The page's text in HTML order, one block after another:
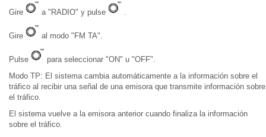
Gire a "RADIO" y pulse .
Gire al modo "FM TA".
Pulse
para seleccionar "ON" u "OFF".
Modo TP: El sistema cambia automáticamente a la información sobre el
tráfico al recibir una señal de una emisora que transmite información sobre
el tráfico.
El sistema vuelve a la emisora anterior cuando finaliza la información
sobre el tráfico.